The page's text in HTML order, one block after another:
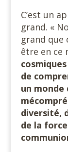
C’est un
grand. «
grand que
être en ce
de
un monde
diversité,
de la